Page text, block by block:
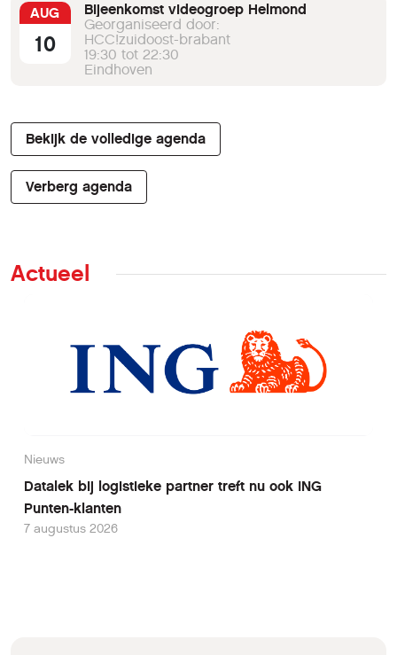
AUG
10
Bijeenkomst videogroep Helmond
Georganiseerd door:
HCC!zuidoost-brabant
19:30 tot 22:30
Eindhoven
Bekijk de volledige agenda
Verberg agenda
Actueel
Nieuws
Datalek bij logistieke partner treft nu ook ING
Punten-klanten
7 augustus 2026